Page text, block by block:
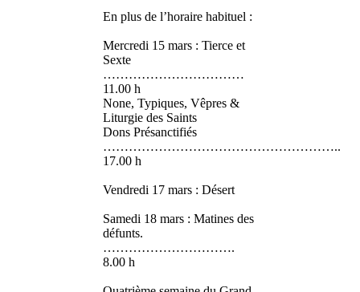
En plus de l’horaire habituel :
Mercredi 15 mars : Tierce et
Sexte
……………………………
11.00 h
None, Typiques, Vêpres &
Liturgie des Saints
Dons Présanctifiés
………………………………………………..
17.00 h
Vendredi 17 mars : Désert
Samedi 18 mars : Matines des
défunts.
………………………….
8.00 h